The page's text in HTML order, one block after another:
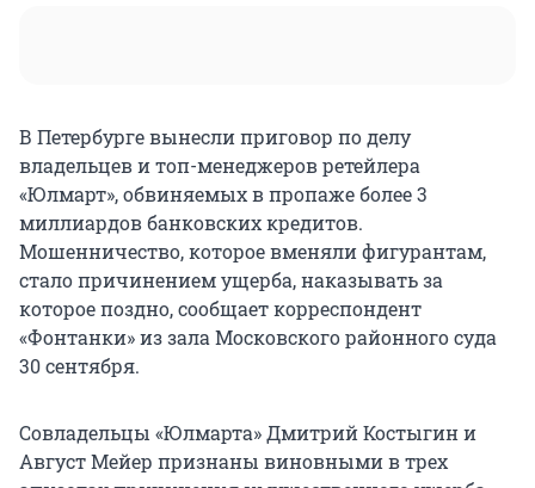
В Петербурге вынесли приговор по делу
владельцев и топ-менеджеров ретейлера
«Юлмарт», обвиняемых в пропаже более 3
миллиардов банковских кредитов.
Мошенничество, которое вменяли фигурантам,
стало причинением ущерба, наказывать за
которое поздно, сообщает корреспондент
«Фонтанки» из зала Московского районного суда
30 сентября.
Совладельцы «Юлмарта» Дмитрий Костыгин и
Август Мейер признаны виновными в трех